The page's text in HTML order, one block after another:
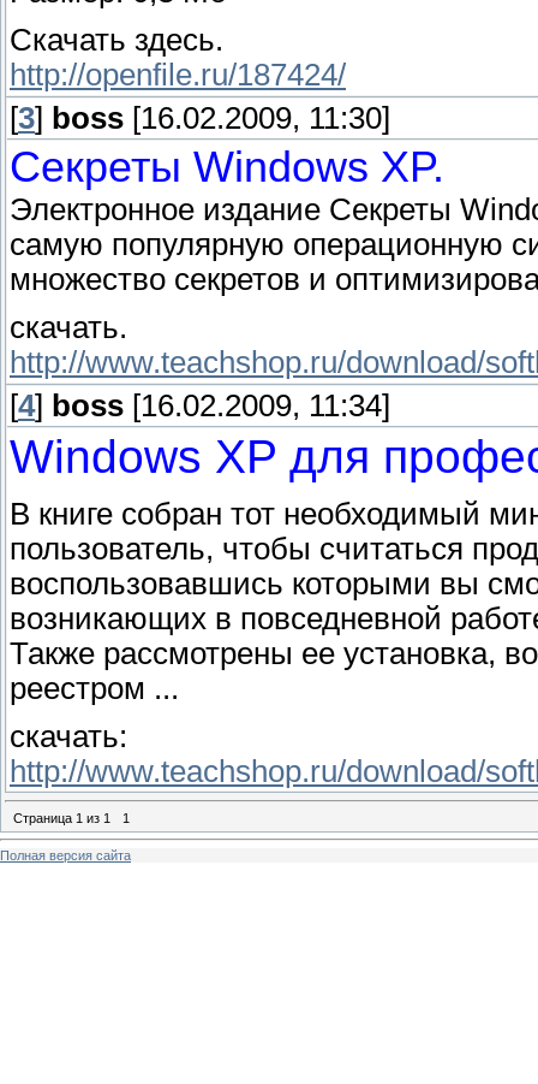
Скачать здесь.
http://openfile.ru/187424/
[3] boss [16.02.2009, 11:30]
Секреты Windows XP.
Электронное издание Секреты
самую популярную операционную
множество секретов и
cкачать.
http://www.teachshop.ru/download/
[4] boss [16.02.2009, 11:34]
Windows XP для
В книге собран тот необходимый
пользователь, чтобы считаться
воспользовавшись которыми вы
возникающих в повседневной
Также рассмотрены ее установка,
реестром ...
скачать:
http://www.teachshop.ru/download/
Страница 1 из 1 1
Полная версия сайта